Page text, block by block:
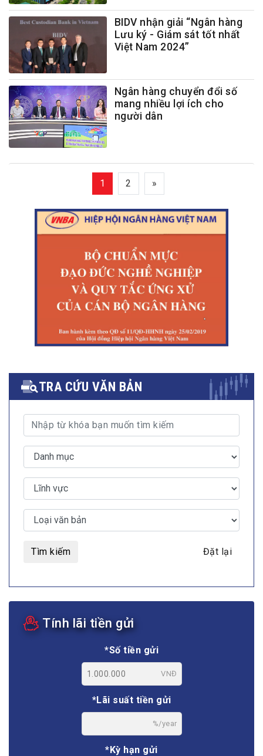
BIDV nhận giải “Ngân hàng
Lưu ký - Giám sát tốt nhất
Việt Nam 2024”
Ngân hàng chuyển đổi số
mang nhiều lợi ích cho
người dân
1 2 »
TRA CỨU VĂN BẢN
Tìm kiếm Đặt lại
Tính lãi tiền gửi
*Số tiền gửi
VNĐ
*Lãi suất tiền gửi
%/year
*Kỳ hạn gửi